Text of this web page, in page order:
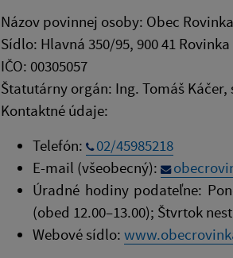
Názov povinnej osoby: Obec Rovinka
Sídlo: Hlavná 350/95, 900 41 Rovinka
IČO: 00305057
Štatutárny orgán: Ing. Tomáš
Kontaktné údaje:
Telefón:
02/45985218
E-mail (všeobecný):
Úradné hodiny podateľne:
(obed 12.00–13.00); Štvrtok
Webové sídlo: